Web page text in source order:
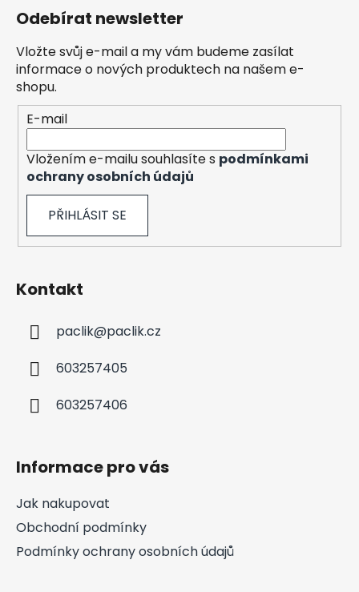
Odebírat newsletter
Vložte svůj e-mail a my vám budeme zasílat
informace o nových produktech na našem e-
shopu.
E-mail
Vložením e-mailu souhlasíte s podmínkami
ochrany osobních údajů
PŘIHLÁSIT SE
Kontakt
paclik@paclik.cz
603257405
603257406
Informace pro vás
Jak nakupovat
Obchodní podmínky
Podmínky ochrany osobních údajů